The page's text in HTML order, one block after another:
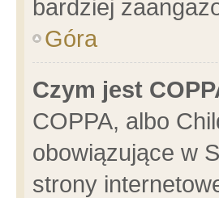
bardziej
Góra
Czym jest
COPPA, albo
obowiązujące w
strony